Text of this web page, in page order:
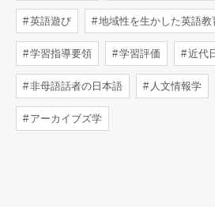
英語遊び 地域性を生かした英語教
学習指導要領 学習評価 近代
非母語話者の日本語 人文情報学
アーカイブズ学